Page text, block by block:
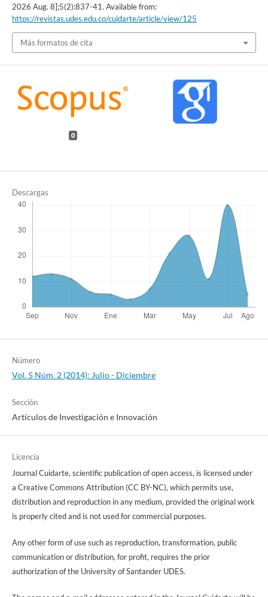
2026 Aug. 8];5(2):837-41. Available from:
https://revistas.udes.edu.co/cuidarte/article/view/125
Más formatos de cita
0
Descargas
Número
Vol. 5 Núm. 2 (2014): Julio - Diciembre
Sección
Artículos de Investigación e Innovación
Licencia
Journal Cuidarte, scientific publication of open access, is licensed under
a Creative Commons Attribution (CC BY-NC), which permits use,
distribution and reproduction in any medium, provided the original work
is properly cited and is not used for commercial purposes.
Any other form of use such as reproduction, transformation, public
communication or distribution, for profit, requires the prior
authorization of the University of Santander UDES.